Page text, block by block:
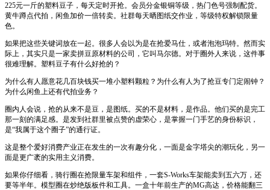
225元一斤的塑料豆子，每天定时开抢。会员分金银铜等级，热门色号强制配货。
黄牛蹲点代拍，闲鱼加价一倍转卖。社群每天晒图纸交作业，等级特权解锁限量
色。
如果把这些关键词放在一起。很多人会以为是在抢爱马仕，或者泡泡玛特。然而实
际上，其实只是一家卖拼豆原材料的公司，它叫马尔德。对于圈外人来说，这件事
很难理解。塑料豆子有什么好抢的？
为什么有人愿意花几百块钱买一堆小塑料颗粒？为什么有人为了抢豆专门定闹钟？
为什么闲鱼上还有代拍业务？
圈内人会说，抢的从来不是豆，是图纸。买的不是材料，是作品。他们买的是完工
那一刻的满足感。是发到社群里被点赞的虚荣心，是掌握一门手艺的身份标识，
是“我属于这个圈子”的通行证。
这是整个爱好消费产业正在发生的一次有趣分化，一面是金字塔尖的潮玩化，另一
面是更广袤的实用主义消费。
如果你仔细看，骑行圈在抢限量车架和组件，一套S-Works车架能卖到五六万，还
要等半年。模型圈在炒绝版板件和工具。一盒十年前生产的MG高达，价格能翻三